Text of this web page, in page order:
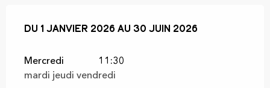
Du 1 janvier 2026 au 30 juin 2026
Du 1 janvier 2026 au 30 juin 2026
Mercredi
11:30
mardi jeudi vendredi